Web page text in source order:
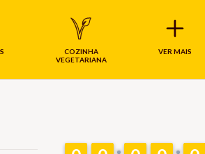
COZINHA
VEGETARIANA
VER MAIS